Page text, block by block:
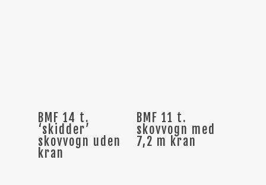
Læs Mere
BMF 14 t.
‘skidder’
skovvogn uden
kran
Læs Mere
BMF 11 t.
skovvogn med
7,2 m kran